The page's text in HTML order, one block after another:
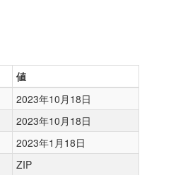
値
2023年10月18日
2023年10月18日
2023年1月18日
ZIP